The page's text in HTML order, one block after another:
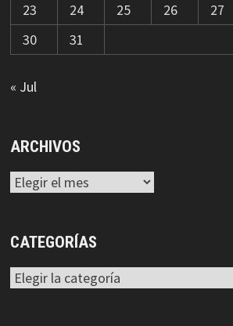
23
24 25 26 27
30
31
« Jul
ARCHIVOS
Archivos
CATEGORÍAS
Categorías